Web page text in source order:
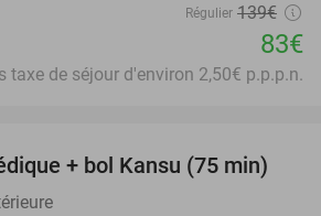
Régulier 139€
83€
taxe de séjour d'environ 2,50€ p.p.p.n.
43%
+ bol Kansu (75 min)